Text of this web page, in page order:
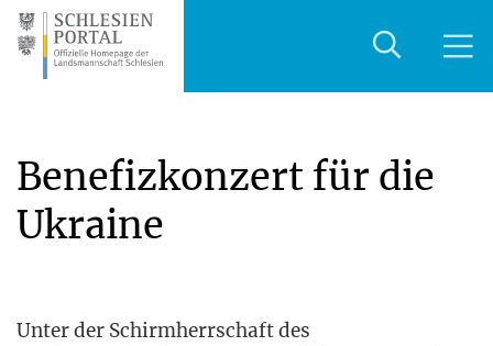
Benefizkonzert für die
Ukraine
Unter der Schirm­herr­schaft des